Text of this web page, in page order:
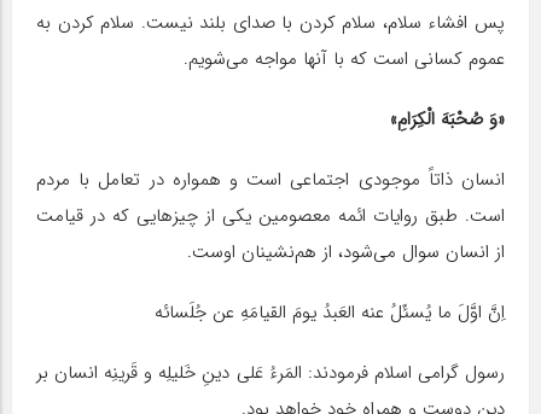
پس افشاء سلام، سلام کردن با صدای بلند نیست. سلام کردن به
عموم کسانی است که با آنها مواجه می‌شویم.
«وَ صُحْبَهَ الْکِرَامِ»
انسان ذاتاً موجودی اجتماعی است و همواره در تعامل با مردم
است. طبق روایات ائمه معصومین یکی از چیزهایی که در قیامت
از انسان سوال می‌شود، از هم‌نشینان اوست.
اِنَّ اوَّلَ ما یُسئَلُ عنه العَبدُ یومَ القیامَهِ عن جُلَسائه
رسول گرامی اسلام فرمودند: المَرءُ عَلی دینِ خَلیلِه و قَرینِه انسان بر